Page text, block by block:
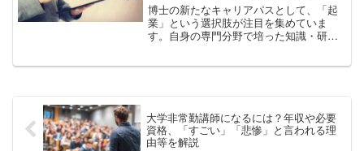
博士の新たなキャリアパスとして、「起
業」という選択肢が注目を集めていま
す。自身の専門分野で培った知識・研究
大学非常勤講師になるには？年収や必要
資格、「すごい」「悲惨」と言われる理
由等を解説